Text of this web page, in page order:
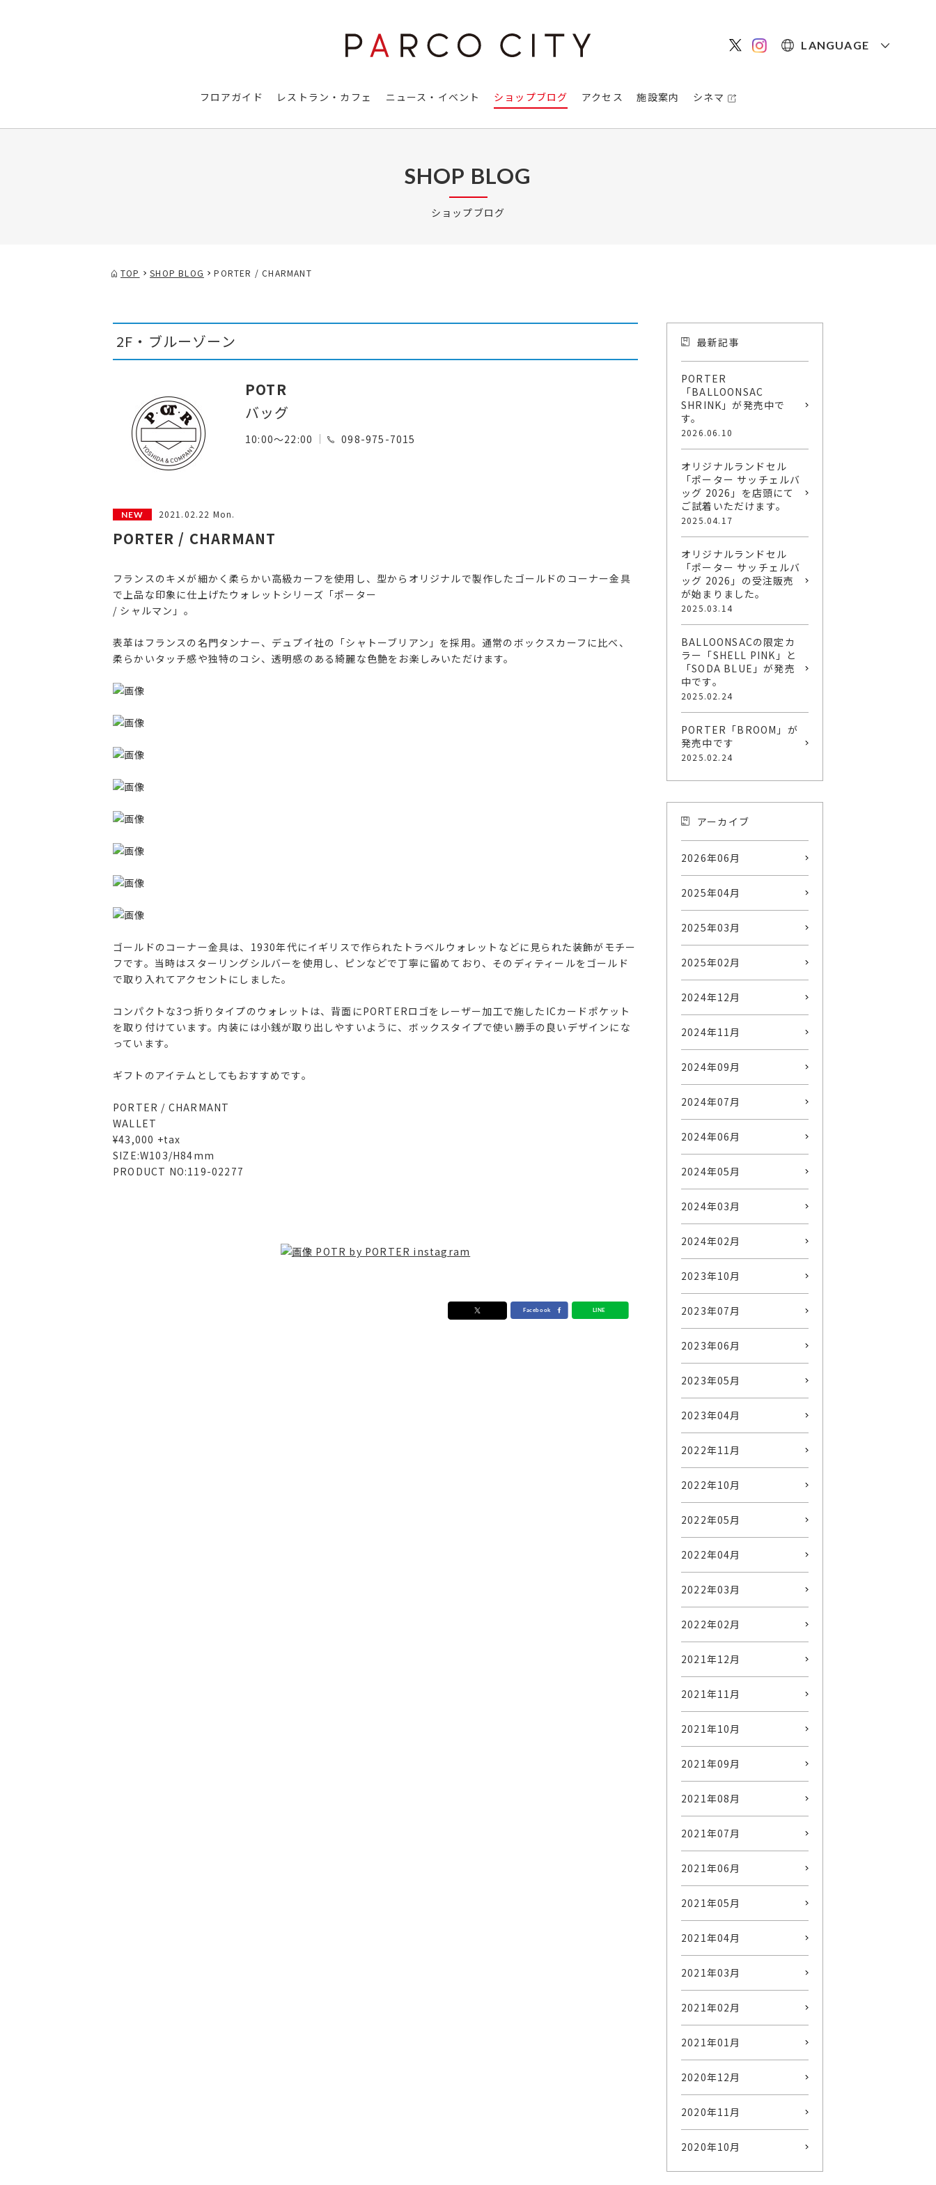
LANGUAGE
フロアガイド レストラン・カフェ ニュース・イベント ショップブログ アクセス 施設案内 シネマ
SHOP BLOG
ショップブログ
TOP SHOP BLOG PORTER / CHARMANT
2F・ブルーゾーン
POTR
バッグ
10:00～22:00 098-975-7015
2021.02.22 Mon.
PORTER / CHARMANT
フランスのキメが細かく柔らかい高級カーフを使用し、型からオリジナルで製作したゴールドのコーナー金具
で上品な印象に仕上げたウォレットシリーズ「ポーター
/ シャルマン」。
表革はフランスの名門タンナー、デュプイ社の「シャトーブリアン」を採用。通常のボックスカーフに比べ、
柔らかいタッチ感や独特のコシ、透明感のある綺麗な色艶をお楽しみいただけます。
ゴールドのコーナー金具は、1930年代にイギリスで作られたトラベルウォレットなどに見られた装飾がモチー
フです。当時はスターリングシルバーを使用し、ピンなどで丁寧に留めており、そのディティールをゴールド
で取り入れてアクセントにしました。
コンパクトな3つ折りタイプのウォレットは、背面にPORTERロゴをレーザー加工で施したICカードポケット
を取り付けています。内装には小銭が取り出しやすいように、ボックスタイプで使い勝手の良いデザインにな
っています。
ギフトのアイテムとしてもおすすめです。
PORTER / CHARMANT
WALLET
¥43,000 +tax
SIZE:W103/H84mm
PRODUCT NO:119-02277
POTR by PORTER instagram
最新記事
PORTER
「BALLOONSAC
SHRINK」が発売中で
す。
2026.06.10
オリジナルランドセル
「ポーター サッチェルバ
ッグ 2026」を店頭にて
ご試着いただけます。
2025.04.17
オリジナルランドセル
「ポーター サッチェルバ
ッグ 2026」の受注販売
が始まりました。
2025.03.14
BALLOONSACの限定カ
ラー「SHELL PINK」と
「SODA BLUE」が発売
中です。
2025.02.24
PORTER「BROOM」が
発売中です
2025.02.24
アーカイブ
2026年06月
2025年04月
2025年03月
2025年02月
2024年12月
2024年11月
2024年09月
2024年07月
2024年06月
2024年05月
2024年03月
2024年02月
2023年10月
2023年07月
2023年06月
2023年05月
2023年04月
2022年11月
2022年10月
2022年05月
2022年04月
2022年03月
2022年02月
2021年12月
2021年11月
2021年10月
2021年09月
2021年08月
2021年07月
2021年06月
2021年05月
2021年04月
2021年03月
2021年02月
2021年01月
2020年12月
2020年11月
2020年10月